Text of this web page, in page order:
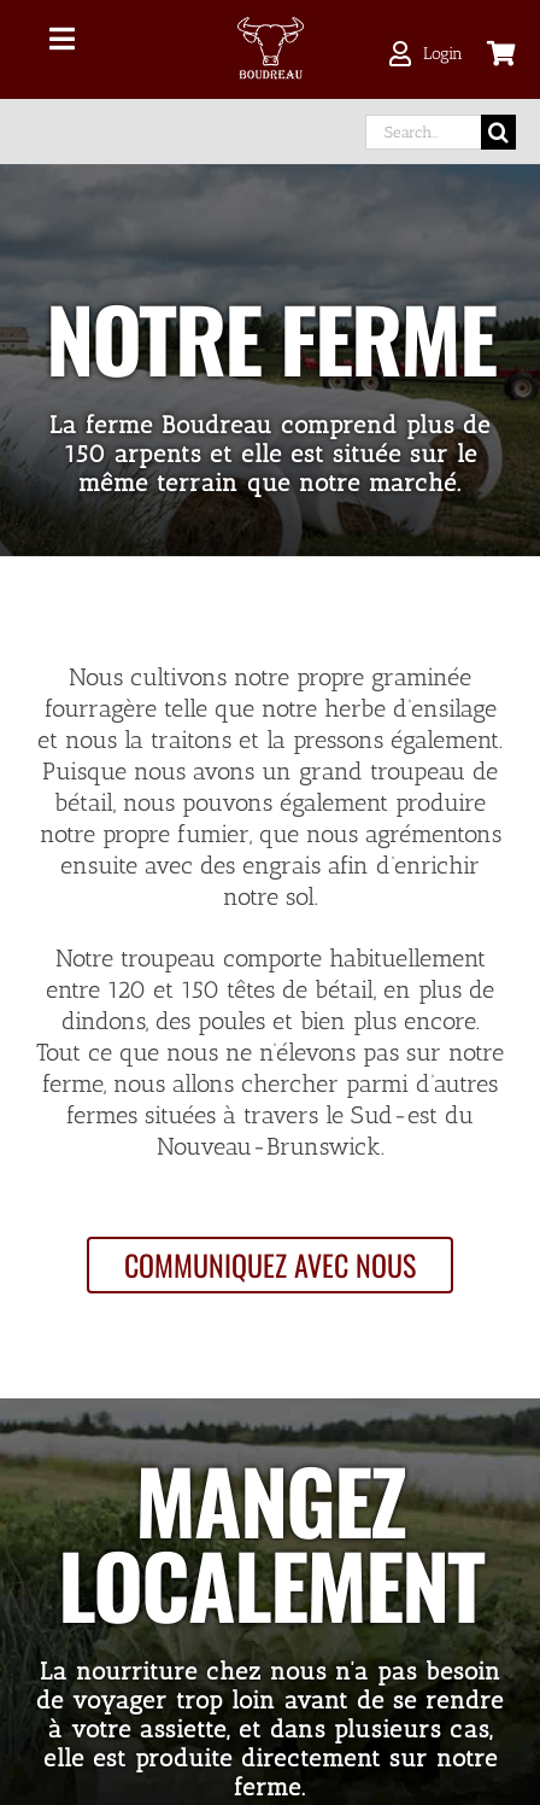
Toggle
Navigation
Commandes en ligne
Delivery Area
Notre viande
Facebook
instagram
Login
Search
for:
NOTRE FERME
La ferme Boudreau comprend plus de
150 arpents et elle est située sur le
même terrain que notre marché.
Nous cultivons notre propre graminée
fourragère telle que notre herbe d’ensilage
et nous la traitons et la pressons également.
Puisque nous avons un grand troupeau de
bétail, nous pouvons également produire
notre propre fumier, que nous agrémentons
ensuite avec des engrais afin d’enrichir
notre sol.
Notre troupeau comporte habituellement
entre 120 et 150 têtes de bétail, en plus de
dindons, des poules et bien plus encore.
Tout ce que nous ne n’élevons pas sur notre
ferme, nous allons chercher parmi d’autres
fermes situées à travers le Sud-est du
Nouveau-Brunswick.
COMMUNIQUEZ AVEC NOUS
MANGEZ
LOCALEMENT
La nourriture chez nous n’a pas besoin
de voyager trop loin avant de se rendre
à votre assiette, et dans plusieurs cas,
elle est produite directement sur notre
ferme.